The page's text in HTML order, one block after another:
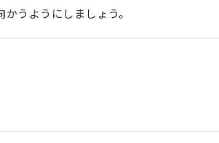
うようにしましょう。